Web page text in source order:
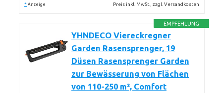
* Anzeige Preis inkl. MwSt., zzgl. Versandkosten
EMPFEHLUNG
YHNDECO Viereckregner
Garden Rasensprenger, 19
Düsen Rasensprenger Garden
zur Bewässerung von Flächen
von 110-250 m², Comfort